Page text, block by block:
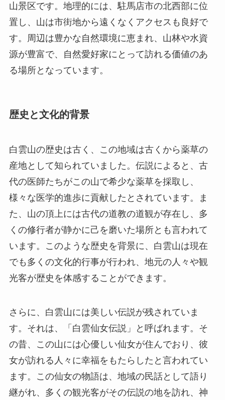
歴史と文化的背景
白雲山の歴史は古く、この地域は古くから薬草の
様々な医学的進歩に貢献したとされています。ま
くの修行者が静かに己を磨いた場所とも言われて
います。このような歴史を背景に、白雲山は現在
でも多くの文化的行事が行われ、地元の人々や観
光客が歴史を体感することができます。
さらに、白雲山には美しい伝説が残されていま
す。それは、「白雲仙女伝説」と呼ばれます。そ
の昔、この山には心優しい仙女が住んでおり、彼
女が訪れる人々に幸福をもたらしたと言われてい
継がれ、多くの観光客がその伝説の地を訪れ、神
秘的な雰囲気を感じています。こうした物語を知
ることで、訪問者は単なる観光以上の価値を感じ
取ることができるでしょう。